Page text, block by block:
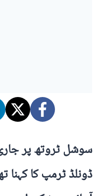
سوشل ٹروتھ پر
ڈونلڈ ٹرمپ کا